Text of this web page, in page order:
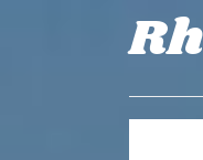
r
k